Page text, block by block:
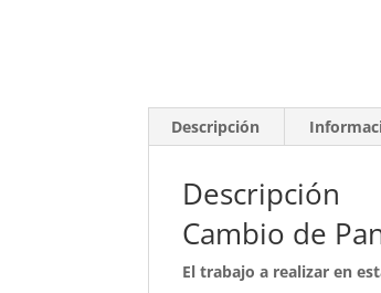
Descripción
Descripción
Cambio de
El trabajo a realizar en